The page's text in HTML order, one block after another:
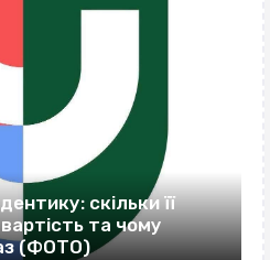
скільки її
та чому
(ФОТО)